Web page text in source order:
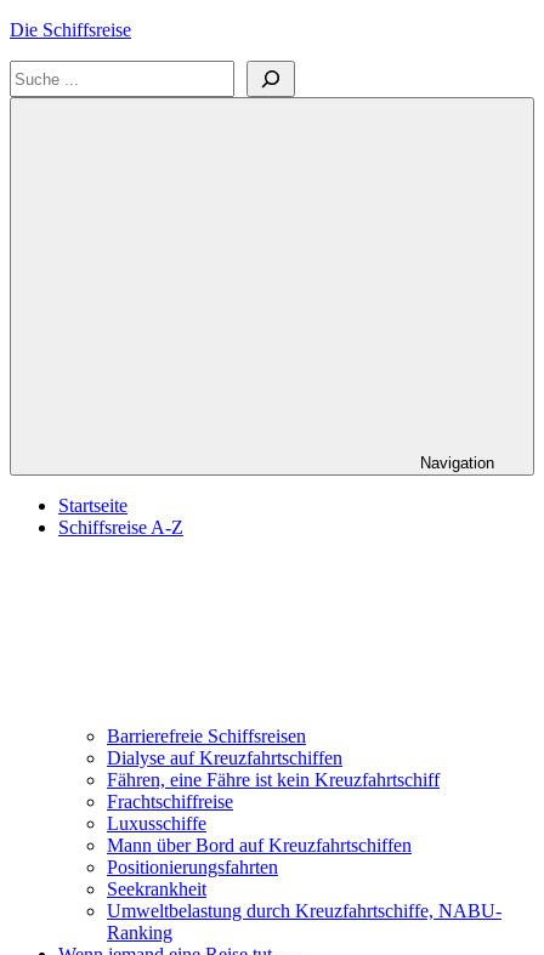
Zum
springen
Die Schiffsreise
Literatur-
Suchen
Navigation
Startseite
Schiffsreise A-Z
Barrierefreie Schiffsreisen
Dialyse auf Kreuzfahrtschiffen
Fähren, eine Fähre ist kein Kreuzfahrtschiff
Frachtschiffreise
Luxusschiffe
Mann über Bord auf Kreuzfahrtschiffen
Positionierungsfahrten
Seekrankheit
Umweltbelastung durch Kreuzfahrtschiffe, NABU-
Ranking